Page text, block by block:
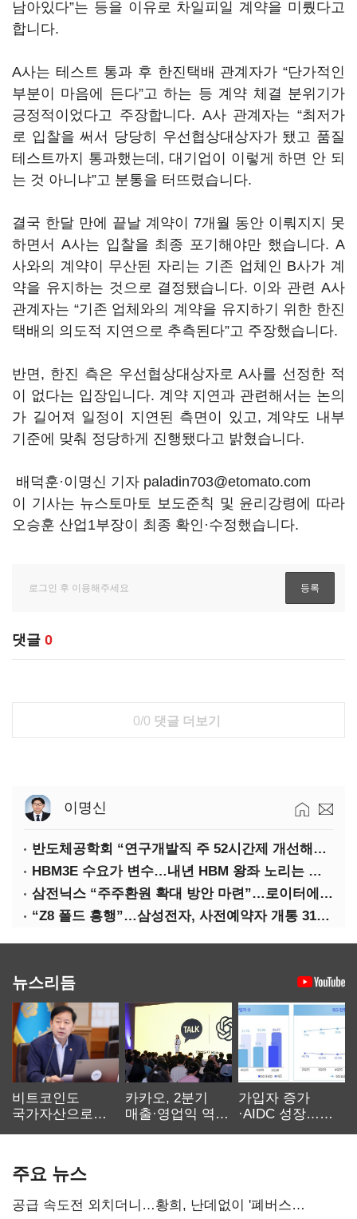
남아있다”는 등을 이유로 차일피일 계약을 미뤘다고
합니다.
A사는 테스트 통과 후 한진택배 관계자가 “단가적인
부분이 마음에 든다”고 하는 등 계약 체결 분위기가
긍정적이었다고 주장합니다. A사 관계자는 “최저가
로 입찰을 써서 당당히 우선협상대상자가 됐고 품질
테스트까지 통과했는데, 대기업이 이렇게 하면 안 되
는 것 아니냐”고 분통을 터뜨렸습니다.
결국 한달 만에 끝날 계약이 7개월 동안 이뤄지지 못
하면서 A사는 입찰을 최종 포기해야만 했습니다. A
사와의 계약이 무산된 자리는 기존 업체인 B사가 계
약을 유지하는 것으로 결정됐습니다. 이와 관련 A사
관계자는 “기존 업체와의 계약을 유지하기 위한 한진
택배의 의도적 지연으로 추측된다”고 주장했습니다.
반면, 한진 측은 우선협상대상자로 A사를 선정한 적
이 없다는 입장입니다. 계약 지연과 관련해서는 논의
가 길어져 일정이 지연된 측면이 있고, 계약도 내부
기준에 맞춰 정당하게 진행됐다고 밝혔습니다.
배덕훈·이명신 기자 paladin703@etomato.com
이 기사는 뉴스토마토 보도준칙 및 윤리강령에 따라
오승훈 산업1부장이 최종 확인·수정했습니다.
댓글 0
0/0 댓글 더보기
이명신
반도체공학회 “연구개발직 주 52시간제 개선해야”
HBM3E 수요가 변수…내년 HBM 왕좌 노리는 삼성
삼전닉스 “주주환원 확대 방안 마련”…로이터에 성명 보내
“Z8 폴드 흥행”…삼성전자, 사전예약자 개통 31일까지 연장
뉴스리듬
비트코인도
국가자산으로…'
카카오, 2분기
매출·영업익 역대
가입자 증가
·AIDC 성장…
주요 뉴스
공급 속도전 외치더니…황희, 난데없이 '폐버스